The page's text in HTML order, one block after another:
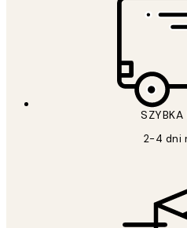
SZYBKA
2-4 dni